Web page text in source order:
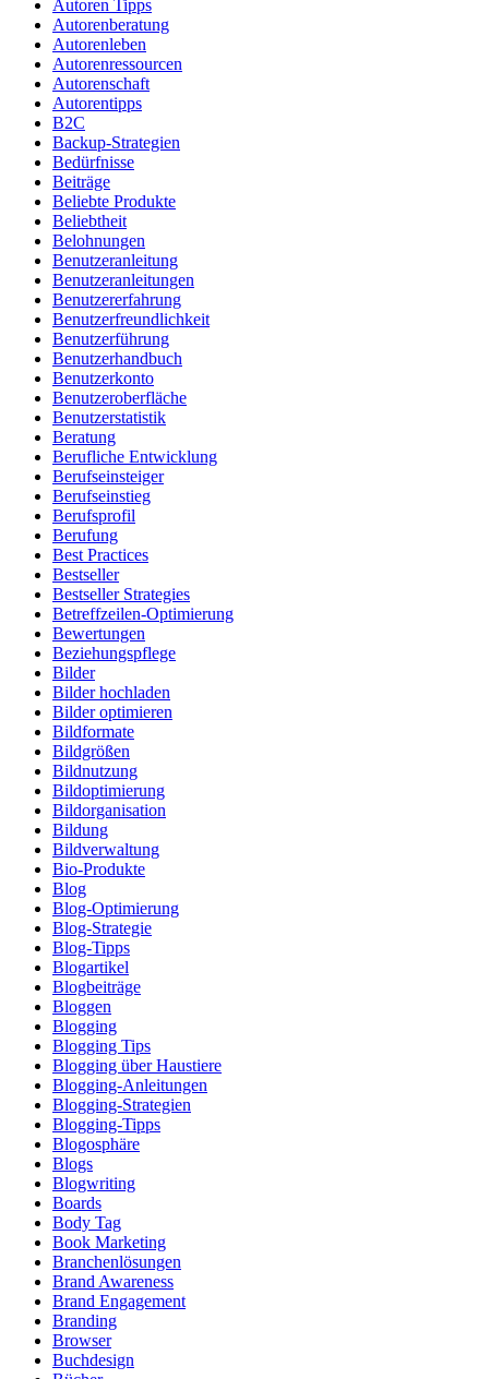
Autoren Tipps
Autorenberatung
Autorenleben
Autorenressourcen
Autorenschaft
Autorentipps
B2C
Backup-Strategien
Bedürfnisse
Beiträge
Beliebte Produkte
Beliebtheit
Belohnungen
Benutzeranleitung
Benutzeranleitungen
Benutzererfahrung
Benutzerfreundlichkeit
Benutzerführung
Benutzerhandbuch
Benutzerkonto
Benutzeroberfläche
Benutzerstatistik
Beratung
Berufliche Entwicklung
Berufseinsteiger
Berufseinstieg
Berufsprofil
Berufung
Best Practices
Bestseller
Bestseller Strategies
Betreffzeilen-Optimierung
Bewertungen
Beziehungspflege
Bilder
Bilder hochladen
Bilder optimieren
Bildformate
Bildgrößen
Bildnutzung
Bildoptimierung
Bildorganisation
Bildung
Bildverwaltung
Bio-Produkte
Blog
Blog-Optimierung
Blog-Strategie
Blog-Tipps
Blogartikel
Blogbeiträge
Bloggen
Blogging
Blogging Tips
Blogging über Haustiere
Blogging-Anleitungen
Blogging-Strategien
Blogging-Tipps
Blogosphäre
Blogs
Blogwriting
Boards
Body Tag
Book Marketing
Branchenlösungen
Brand Awareness
Brand Engagement
Branding
Browser
Buchdesign